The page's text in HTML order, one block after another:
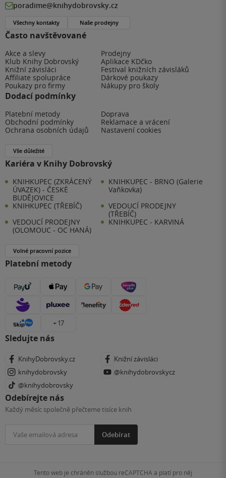
Často navštěvované
Akce a slevy
Prodejny
Klub Knihy Dobrovský
Aplikace KDčko
Knižní závisláci
Festival knižních závisláků
Affiliate spolupráce
Dárkové poukazy
Poukazy pro firmy
Nákupy pro školy
Dodací podmínky
Platební metody
Doprava
Obchodní podmínky
Reklamace a vrácení
Ochrana osobních údajů
Nastavení cookies
Vše důležité
Kariéra v Knihy Dobrovský
KNIHKUPEC (ZKRÁCENÝ
ÚVAZEK) - ČESKÉ
BUDĚJOVICE
KNIHKUPEC - BRNO (Galerie
Vaňkovka)
KNIHKUPEC (TŘEBÍČ)
VEDOUCÍ PRODEJNY
(TŘEBÍČ)
VEDOUCÍ PRODEJNY
(OLOMOUC - OC HANÁ)
KNIHKUPEC - KARVINÁ
Volné pracovní pozice
Platební metody
+ 17
Sledujte nás
KnihyDobrovsky.cz
Knižní závisláci
knihydobrovsky
@knihydobrovskycz
@knihydobrovsky
Odebírejte nás
Každý měsíc společně přečteme tisíce knih
Odebírat
poradime@knihydobrovsky.cz
Všechny kontakty Naše prodejny
Tento web je chráněn službou reCAPTCHA a platí pro něj